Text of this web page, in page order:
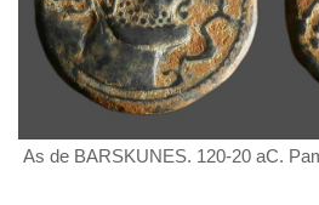
As de BARSKUNES. 120-20 aC.